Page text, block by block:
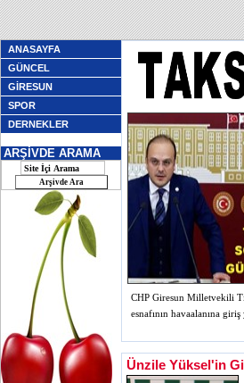
ANASAYFA
GÜNCEL
GİRESUN
SPOR
DERNEKLER
ARŞİVDE ARAMA
CHP Giresun Milletvekili
esnafının havaalanına giriş
Ünzile Yüksel'in